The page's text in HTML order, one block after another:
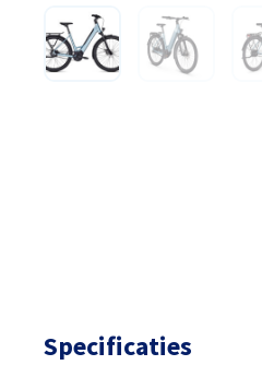
Specificaties